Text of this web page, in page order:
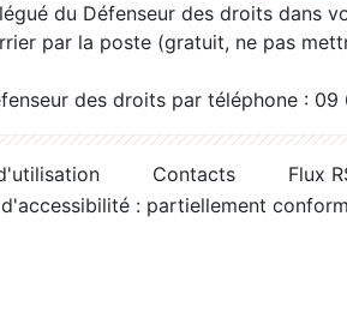
du Défenseur des droits dans
par la poste (gratuit, ne pas
des droits par téléphone :
Contacts
Flux
: partiellement